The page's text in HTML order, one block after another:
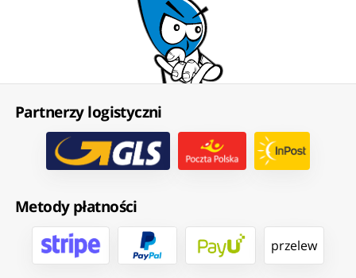
Partnerzy logistyczni
Metody płatności
przelew